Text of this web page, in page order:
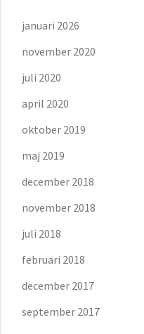
januari 2026
november 2020
juli 2020
april 2020
oktober 2019
maj 2019
december 2018
november 2018
juli 2018
februari 2018
december 2017
september 2017